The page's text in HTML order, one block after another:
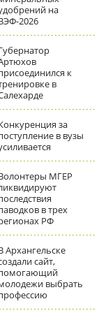
на
2026
к
в
за
в вузы
МГЕР
в трех
РФ
Архангельске
сайт,
выбрать